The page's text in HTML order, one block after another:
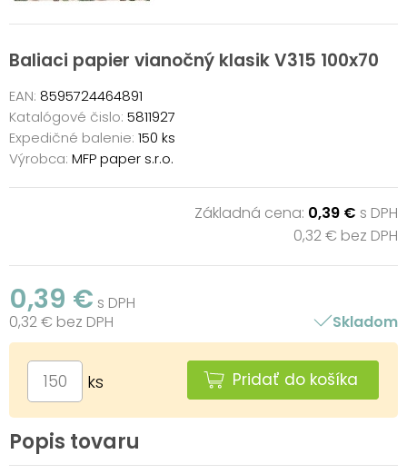
Baliaci papier vianočný klasik V315 100x70
EAN: 8595724464891
Katalógové čislo: 5811927
Expedičné balenie: 150 ks
Výrobca: MFP paper s.r.o.
Základná cena: 0,39 € s DPH
0,32 € bez DPH
0,39 € s DPH
0,32 € bez DPH
Skladom
ks Pridať do košíka
Popis tovaru